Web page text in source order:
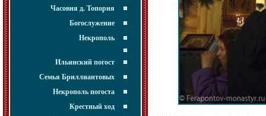
Часовня д. Топорня
Богослужение
Некрополь
Ильинский погост
Семья Бриллиантовых
Некрополь погоста
Крестный ход